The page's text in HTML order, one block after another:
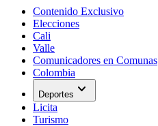
Contenido Exclusivo
Elecciones
Cali
Valle
Comunicadores en Comunas
Colombia
Deportes expand_more
Licita
Turismo